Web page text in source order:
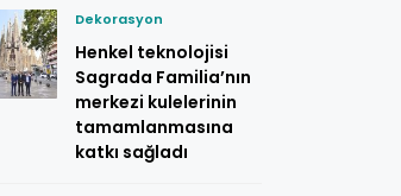
Dekorasyon
Henkel teknolojisi
Sagrada Familia’nın
merkezi kulelerinin
tamamlanmasına
katkı sağladı